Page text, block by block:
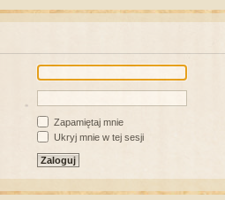
Zapamiętaj mnie
Ukryj mnie w tej sesji